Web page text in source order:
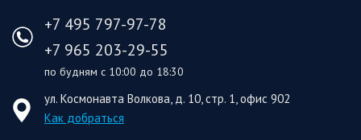
+7 495 797-97-78
+7 965 203-29-55
по будням с 10:00 до 18:30
ул. Космонавта Волкова, д. 10, стр. 1, офис 902
Как добраться